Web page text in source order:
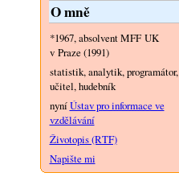
O mně
*1967, absolvent MFF UK
v Praze (1991)
statistik, analytik, programátor,
učitel, hudebník
nyníÚstav pro informace ve
vzdělávání
Životopis (RTF)
Napište mi